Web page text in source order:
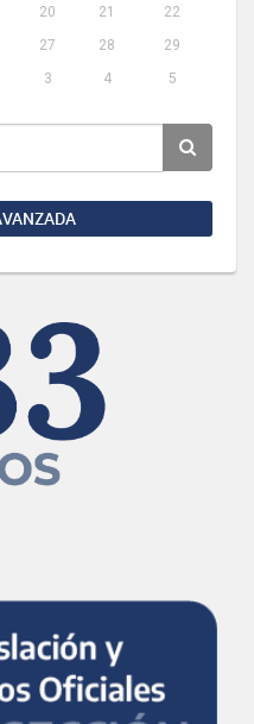
20 21
22
27 28
29
3 4 5